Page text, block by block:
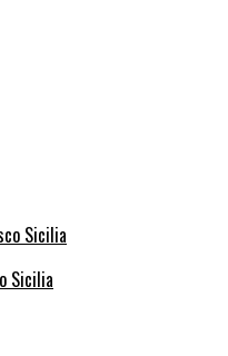
Sicilia